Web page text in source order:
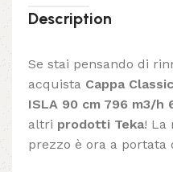
Description
Se stai pensando di
acquista Cappa
ISLA 90 cm 796 m3/h
altri prodotti Teka! La
prezzo è ora a portata